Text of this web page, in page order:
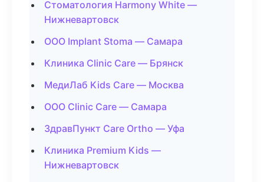
Стоматология Harmony White —
Нижневартовск
ООО Implant Stoma — Самара
Клиника Clinic Care — Брянск
МедиЛаб Kids Care — Москва
ООО Clinic Care — Самара
ЗдравПункт Care Ortho — Уфа
Клиника Premium Kids —
Нижневартовск